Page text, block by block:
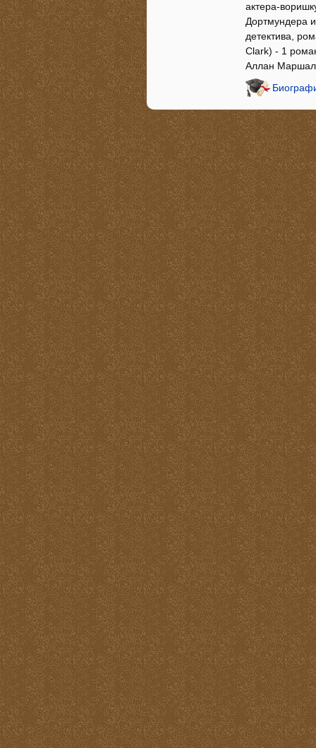
актера-
Дортмундера
детектива,
Clark) - 1
Аллан